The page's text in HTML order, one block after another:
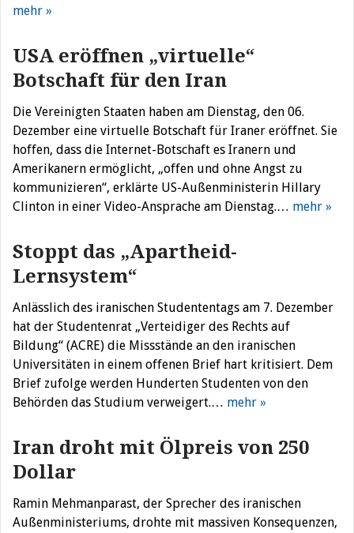
mehr »
USA eröffnen „virtuelle“
Botschaft für den Iran
Die Vereinigten Staaten haben am Dienstag, den 06.
Dezember eine virtuelle Botschaft für Iraner eröffnet. Sie
hoffen, dass die Internet-Botschaft es Iranern und
Amerikanern ermöglicht, „offen und ohne Angst zu
kommunizieren“, erklärte US-Außenministerin Hillary
Clinton in einer Video-Ansprache am Dienstag.… mehr »
Stoppt das „Apartheid-
Lernsystem“
Anlässlich des iranischen Studententags am 7. Dezember
hat der Studentenrat „Verteidiger des Rechts auf
Bildung“ (ACRE) die Missstände an den iranischen
Universitäten in einem offenen Brief hart kritisiert. Dem
Brief zufolge werden Hunderten Studenten von den
Behörden das Studium verweigert.… mehr »
Iran droht mit Ölpreis von 250
Dollar
Ramin Mehmanparast, der Sprecher des iranischen
Außenministeriums, drohte mit massiven Konsequenzen,